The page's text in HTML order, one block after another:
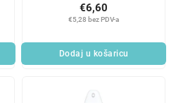
€5,28 bez PDV-a
€6,60
Dodaj u košaricu